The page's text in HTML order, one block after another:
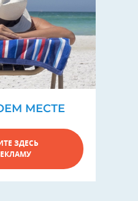
МЕСТЕ
ЗДЕСЬ